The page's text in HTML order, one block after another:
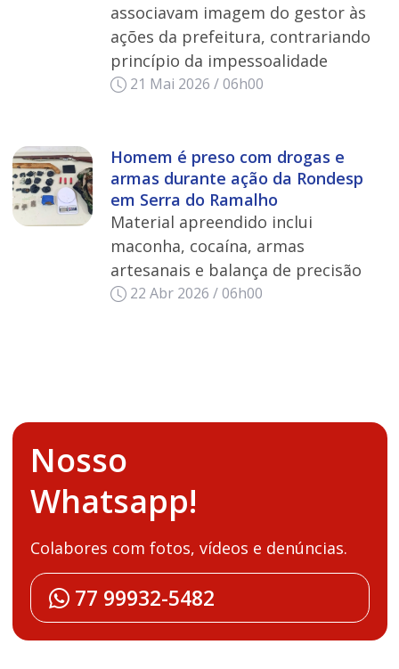
associavam imagem do gestor às
ações da prefeitura, contrariando
princípio da impessoalidade
21 Mai 2026 / 06h00
Homem é preso com drogas e
armas durante ação da Rondesp
em Serra do Ramalho
Material apreendido inclui
maconha, cocaína, armas
artesanais e balança de precisão
22 Abr 2026 / 06h00
Nosso
Whatsapp!
Colabores com fotos, vídeos e denúncias.
77 99932-5482